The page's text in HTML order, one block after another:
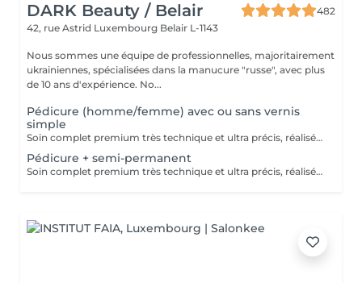
DARK Beauty / Belair
482
42, rue Astrid Luxembourg Belair L-1143
Nous sommes une équipe de professionnelles, majoritairement
ukrainiennes, spécialisées dans la manucure "russe", avec plus
de 10 ans d'expérience. No...
Pédicure (homme/femme) avec ou sans vernis
simple
Soin complet premium très technique et ultra précis, réalisé principalement à la ponceuse afin d'obtenir un contour d'ongle parfaitement net et une application du vernis au plus près, voire légèrement sous la cuticule. Cette technique permet de retarder visuellement la repousse d'environ 10 jours. Résultat visuel : -Ongles extrêmement soignés, contours nets, forme impeccable -Effet Instagram / photo studio : propre, précis, sans petites peaux apparentes Contenu de la prestation : -Dépose de l'ancien vernis semi-permanent (si besoin, choisissez dans cet écran svp cette option de réservation) -Préparation très minutieuse de la plaque de l'ongle -Limer les ongles -Traitement délicat des cuticules -Elimination des peaux mortes -Talons nettoyés -Application d'un vernis simple transparent (si vous le souhaitez) OU application de votre propre vernis simple (si besoin, choisissez dans cet écran svp cette option de réservation) -Application d'huile pour cuticules et de crème pour les pieds
Pédicure + semi-permanent
Soin complet premium très technique et ultra précis, réalisé principalement à la ponceuse afin d'obtenir un contour d'ongle parfaitement net et une application du vernis au plus près, voire légèrement sous la cuticule. Cette technique permet de retarder visuellement la repousse d'environ 10 jours. Résultat visuel : -Ongles extrêmement soignés, contours nets, forme impeccable -Effet Instagram / photo studio : propre, précis, sans petites peaux apparentes Une solution parfaite pour des ongles impeccables et durables : -Tenue moyenne : Jusqu'à 6 semaines !!!! Contenu de la prestation : -Dépose de l'ancien vernis semi-permanent (si besoin, déjà inclus dans ce prix/service) -Préparation très minutieuse de la plaque de l'ongle -Limer les ongles -Traitement délicat des cuticules -Elimination des peaux mortes -Talons nettoyés -Application du vernis semi-permanent -Application d'huile pour cuticules et de crème pour les pieds Optionnel : -Prix par ongle pour décoration jusqu'à 5 ongles (réservez svp "AVEC décoration simple" dans ce cas) +3€ par ongle -Prix pour décoration simple (French, Chrome, Baby Boomer, Cat Eyes, Stickers, Foil) 6-10 ongles -> +20€ -Prix pour décoration complexe (3D, Dessins à la mains, Stamping, French avec Chrome, Baby Boomer avec Chrome, French avec Cat Eyes) 6-10 ongles -> +30€ -Extension/reconstruction de maximum 2 ongles (réservez svp "AVEC extension/reconstruction" dans ce cas) +10€ par ongle